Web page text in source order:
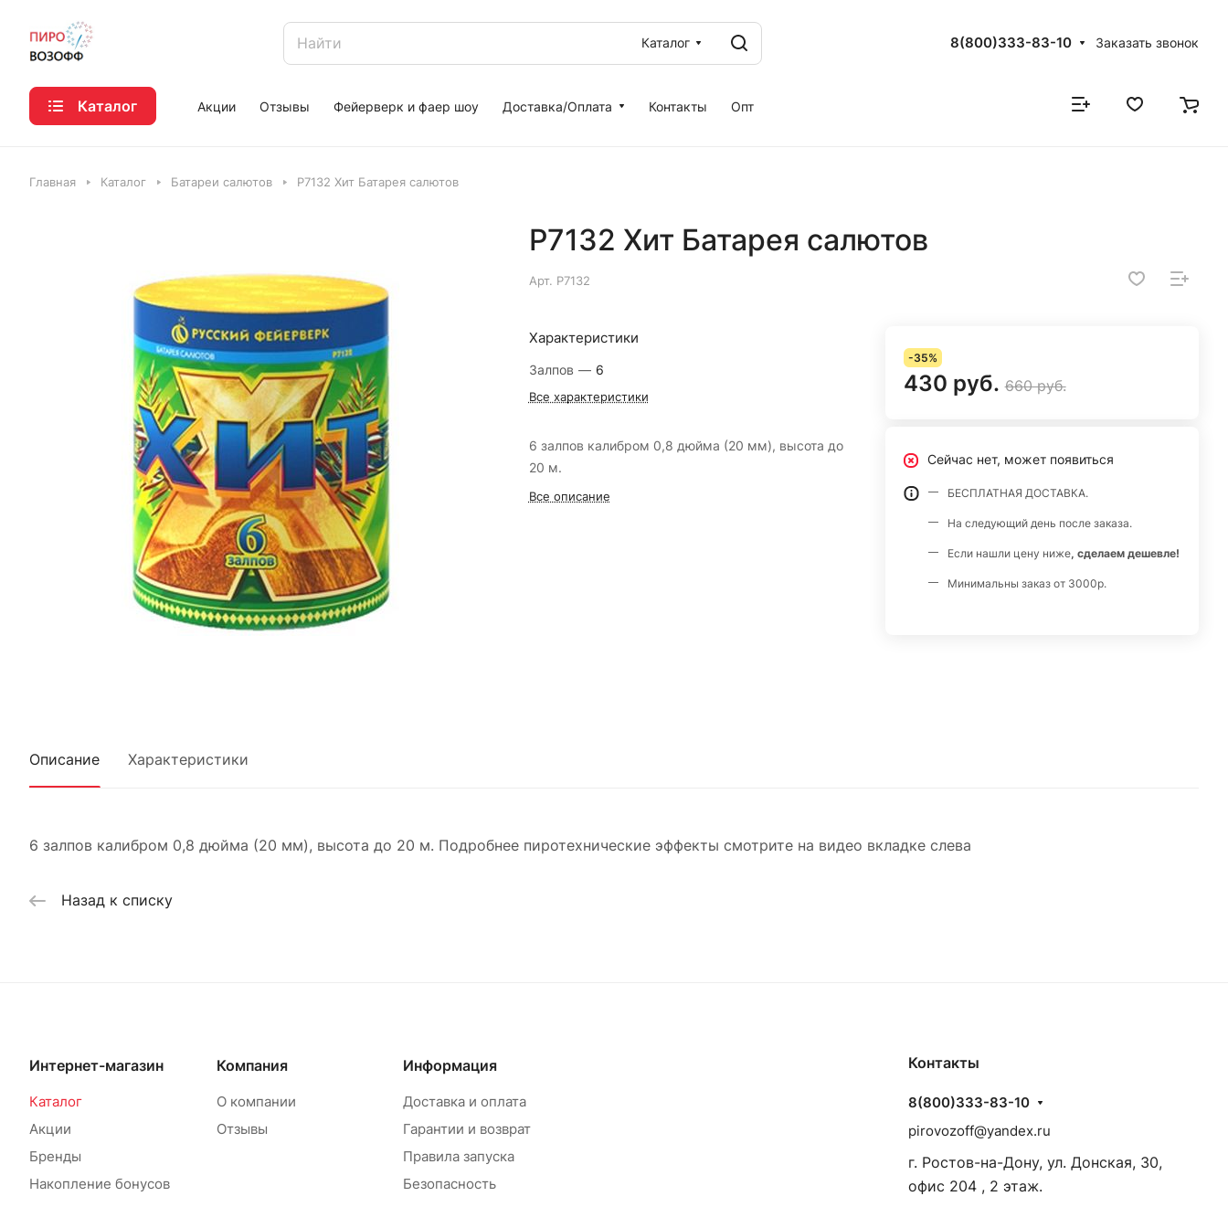
Каталог 8(800)333-83-10 Заказать звонок
Каталог Акции Отзывы Фейерверк и фаер шоу Доставка/Оплата Контакты Опт
Главная Каталог Батареи салютов Р7132 Хит Батарея салютов
Р7132 Хит Батарея салютов
Арт. Р7132
Характеристики
Залпов — 6
Все характеристики
6 залпов калибром 0,8 дюйма (20 мм), высота до
20 м.
Все описание
-35%
430 руб. 660 руб.
Сейчас нет, может появиться
БЕСПЛАТНАЯ ДОСТАВКА.
На следующий день после заказа.
Если нашли цену ниже, сделаем дешевле!
Минимальны заказ от 3000р.
Описание Характеристики
6 залпов калибром 0,8 дюйма (20 мм), высота до 20 м. Подробнее пиротехнические эффекты смотрите на видео вкладке слева
Назад к списку
Интернет-магазин
Каталог
Акции
Бренды
Накопление бонусов
Компания
О компании
Отзывы
Информация
Доставка и оплата
Гарантии и возврат
Правила запуска
Безопасность
Контакты
8(800)333-83-10
pirovozoff@yandex.ru
г. Ростов-на-Дону, ул. Донская, 30,
офис 204 , 2 этаж.